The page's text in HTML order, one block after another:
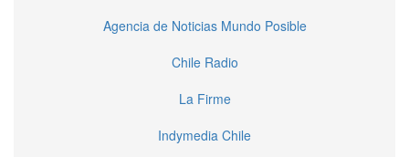
Agencia de Noticias Mundo Posible
Chile Radio
La Firme
Indymedia Chile